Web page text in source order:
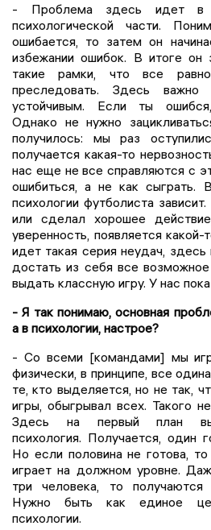
- Проблема здесь идет в
психологической части.
ошибается, то затем он
избежании ошибок. В итоге он
такие рамки, что все
преследовать. Здесь важно
устойчивым. Если ты
Однако не нужно
получилось: мы раз
получается какая-то
нас еще не все справляются с
ошибиться, а не как сыграть.
психологии футболиста
или сделал хорошее
уверенность, появляется
идет такая серия неудач,
достать из себя все
выдать классную игру. У нас
- Я так понимаю, основная
а в психологии, настрое?
- Со всеми [командами] мы
физически, в принципе, все
те, кто выделяется, но не так,
игры, обыгрывал всех. Такого
Здесь на первый план
психология. Получается, один
Но если половина не готова,
играет на должном уровне.
три человека, то
Нужно быть как единое
психологии.